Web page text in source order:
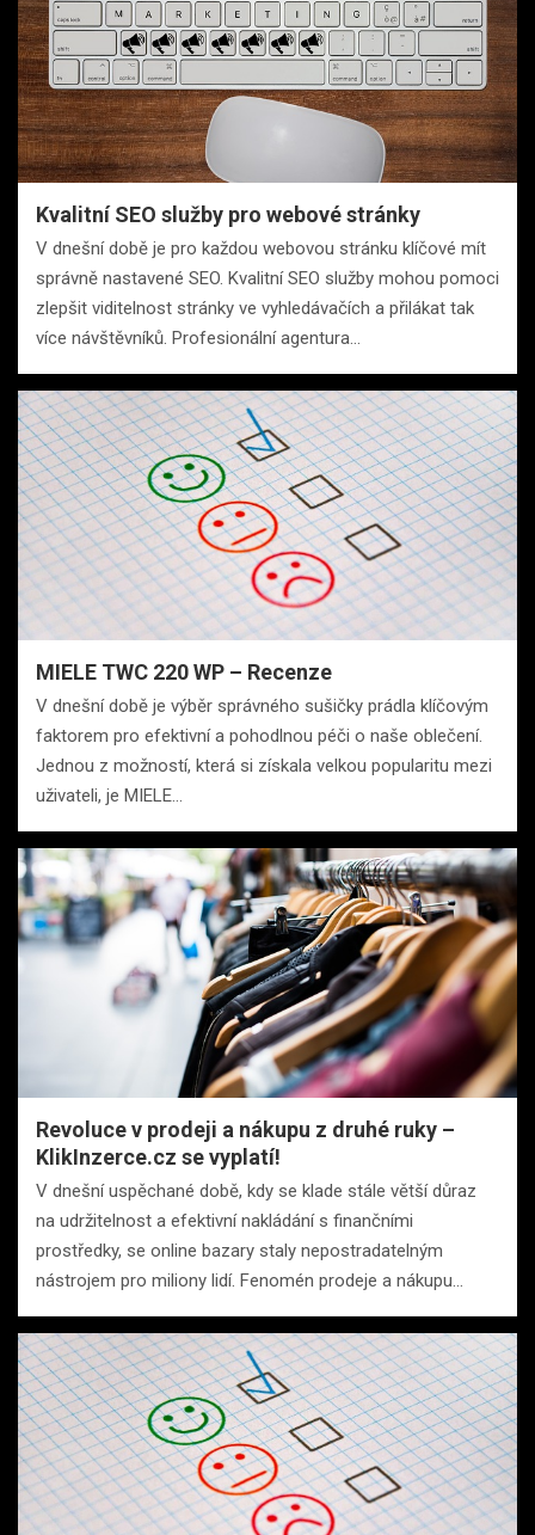
Kvalitní SEO služby pro webové stránky
V dnešní době je pro každou webovou stránku klíčové mít
správně nastavené SEO. Kvalitní SEO služby mohou pomoci
zlepšit viditelnost stránky ve vyhledávačích a přilákat tak
více návštěvníků. Profesionální agentura…
MIELE TWC 220 WP – Recenze
V dnešní době je výběr správného sušičky prádla klíčovým
faktorem pro efektivní a pohodlnou péči o naše oblečení.
Jednou z možností, která si získala velkou popularitu mezi
uživateli, je MIELE…
Revoluce v prodeji a nákupu z druhé ruky –
KlikInzerce.cz se vyplatí!
V dnešní uspěchané době, kdy se klade stále větší důraz
na udržitelnost a efektivní nakládání s finančními
prostředky, se online bazary staly nepostradatelným
nástrojem pro miliony lidí. Fenomén prodeje a nákupu…